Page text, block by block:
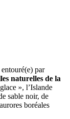
par
naturelles de la
», l’Islande
sable noir, de
boréales